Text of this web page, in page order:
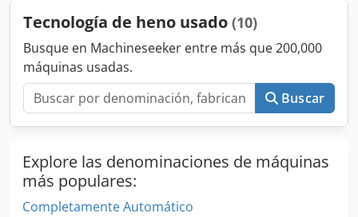
tamiz más fino, y viceversa. Datos técnicos de la
trituradora Cedpfx Aetnfuzsh Isrf Capacidad: 500 - 1200
kg/h Fracción de trituración 10 - 35 mm Humedad de la
materia prima
Tecnología de heno usado (10)
Busque en Machineseeker entre más que 200,000
máquinas usadas.
Buscar
Explore las denominaciones de máquinas
más populares:
Completamente Automático